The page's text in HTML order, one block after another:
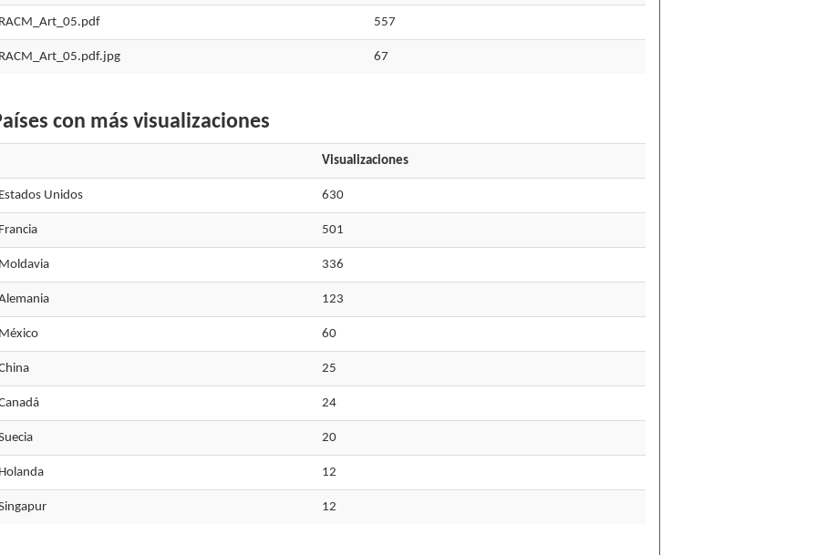
557
67
con más visualizaciones
Visualizaciones
Unidos 630
501
336
123
60
25
24
20
12
12